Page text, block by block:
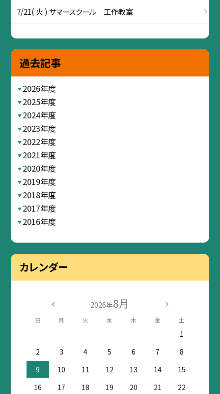
7/21( 火 ) サマースクール 工作教室
過去記事
2026年度
2025年度
2024年度
2023年度
2022年度
2021年度
2020年度
2019年度
2018年度
2017年度
2016年度
カレンダー
2026年8月
日 月 火 水 木 金 土
1
2
3 4 5 6 7
8
9
10 11 12 13 14
15
16
17 18 19 20 21
22